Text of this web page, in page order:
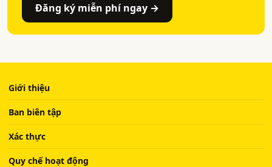
Đăng ký miễn phí ngay →
Giới thiệu
Ban biên tập
Xác thực
Quy chế hoạt động